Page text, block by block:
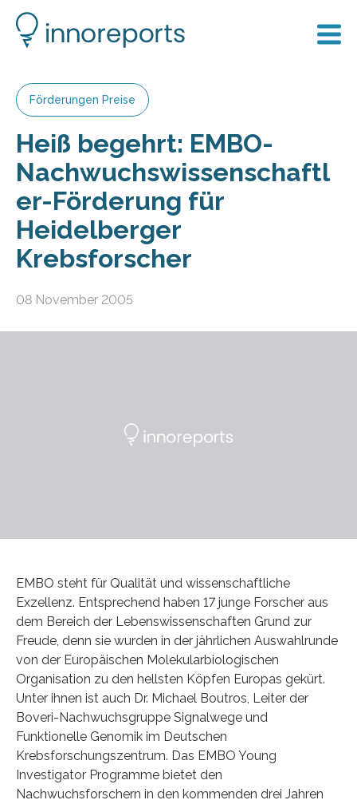
Förderungen Preise
Heiß begehrt: EMBO-
Nachwuchswissenschaftl
er-Förderung für
Heidelberger
Krebsforscher
08 November 2005
EMBO steht für Qualität und wissenschaftliche
Exzellenz. Entsprechend haben 17 junge Forscher aus
dem Bereich der Lebenswissenschaften Grund zur
Freude, denn sie wurden in der jährlichen Auswahlrunde
von der Europäischen Molekularbiologischen
Organisation zu den hellsten Köpfen Europas gekürt.
Unter ihnen ist auch Dr. Michael Boutros, Leiter der
Boveri-Nachwuchsgruppe Signalwege und
Funktionelle Genomik im Deutschen
Krebsforschungszentrum. Das EMBO Young
Investigator Programme bietet den
Nachwuchsforschern in den kommenden drei Jahren